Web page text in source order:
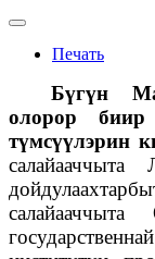
Печать
Бүгүн
олорор
түмсүүлэрин